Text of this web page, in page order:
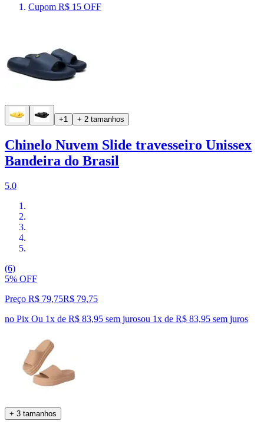
Cupom R$ 15 OFF
+1 + 2 tamanhos
Chinelo Nuvem Slide travesseiro Unissex
Bandeira do Brasil
5.0
(6)
5% OFF
Preço R$ 79,75R$ 79,75
no Pix Ou 1x de R$ 83,95 sem jurosou 1x de R$ 83,95 sem juros
+ 3 tamanhos